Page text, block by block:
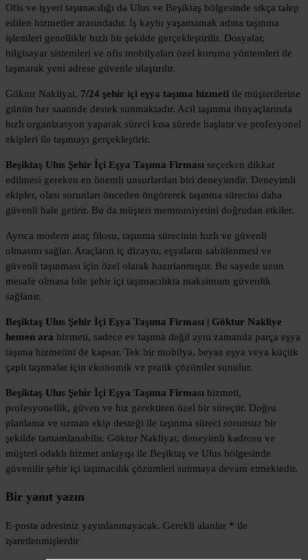
Ofis ve işyeri taşımacılığı da Ulus ve Beşiktaş bölgesinde sıkça talep
edilen hizmetler arasındadır. İş kaybı yaşamamak adına taşınma
işlemleri genellikle hızlı bir şekilde gerçekleştirilir. Dosyalar,
bilgisayar sistemleri ve ofis mobilyaları özel koruma yöntemleri ile
taşınarak yeni adrese güvenle ulaştırılır.
Göktur Nakliyat, 7/24 şehir içi eşya taşıma hizmeti ile müşterilerine
günün her saatinde destek sunmaktadır. Acil taşınma ihtiyaçlarında
hızlı organizasyon yaparak süreci kısa sürede başlatır ve profesyonel
ekipleri ile taşımayı gerçekleştirir.
Beşiktaş Ulus Şehir İçi Eşya Taşıma Firması seçerken dikkat
edilmesi gereken en önemli unsurlardan biri deneyimdir. Deneyimli
ekipler, olası sorunları önceden öngörerek taşınma sürecini daha
güvenli hale getirir. Bu da müşteri memnuniyetini doğrudan etkiler.
Ayrıca modern araç filosu, taşınma sürecinin hızlı ve güvenli
olmasını sağlar. Araçların iç dizaynı, eşyaların sabitlenmesi ve
güvenli taşınması için özel olarak hazırlanmıştır. Bu sayede uzun
mesafe olmasa bile şehir içi taşımacılıkta maksimum güvenlik
sağlanır.
Beşiktaş Ulus Şehir İçi Eşya Taşıma Firması | Göktur Nakliye
hemen ara hizmeti, sadece ev taşıma değil aynı zamanda parça eşya
taşıma hizmetini de kapsar. Tek bir mobilya, beyaz eşya veya küçük
çaplı taşımalar için ekonomik ve pratik çözümler sunulur.
Beşiktaş Ulus Şehir İçi Eşya Taşıma Firması hizmeti,
profesyonellik, güven ve hız gerektiren özel bir süreçtir. Doğru
planlama ve uzman ekip desteği ile taşınma süreci sorunsuz bir
şekilde tamamlanabilir. Göktur Nakliyat, deneyimli kadrosu ve
müşteri odaklı hizmet anlayışı ile Beşiktaş ve Ulus bölgesinde
güvenilir şehir içi taşımacılık çözümleri sunmaya devam etmektedir.
Bir yanıt yazın
E-posta adresiniz yayınlanmayacak. Gerekli alanlar * ile
işaretlenmişlerdir